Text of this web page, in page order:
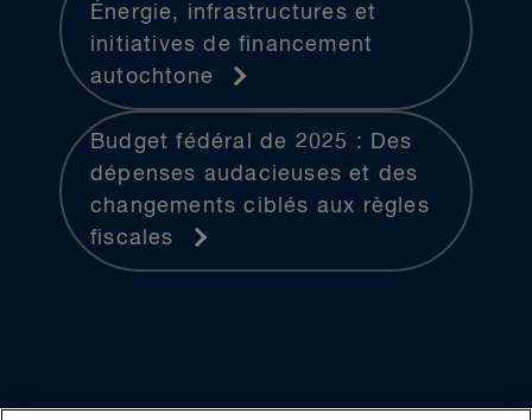
Énergie, infrastructures et
initiatives de financement
autochtone
Budget fédéral de 2025 : Des
dépenses audacieuses et des
changements ciblés aux règles
fiscales